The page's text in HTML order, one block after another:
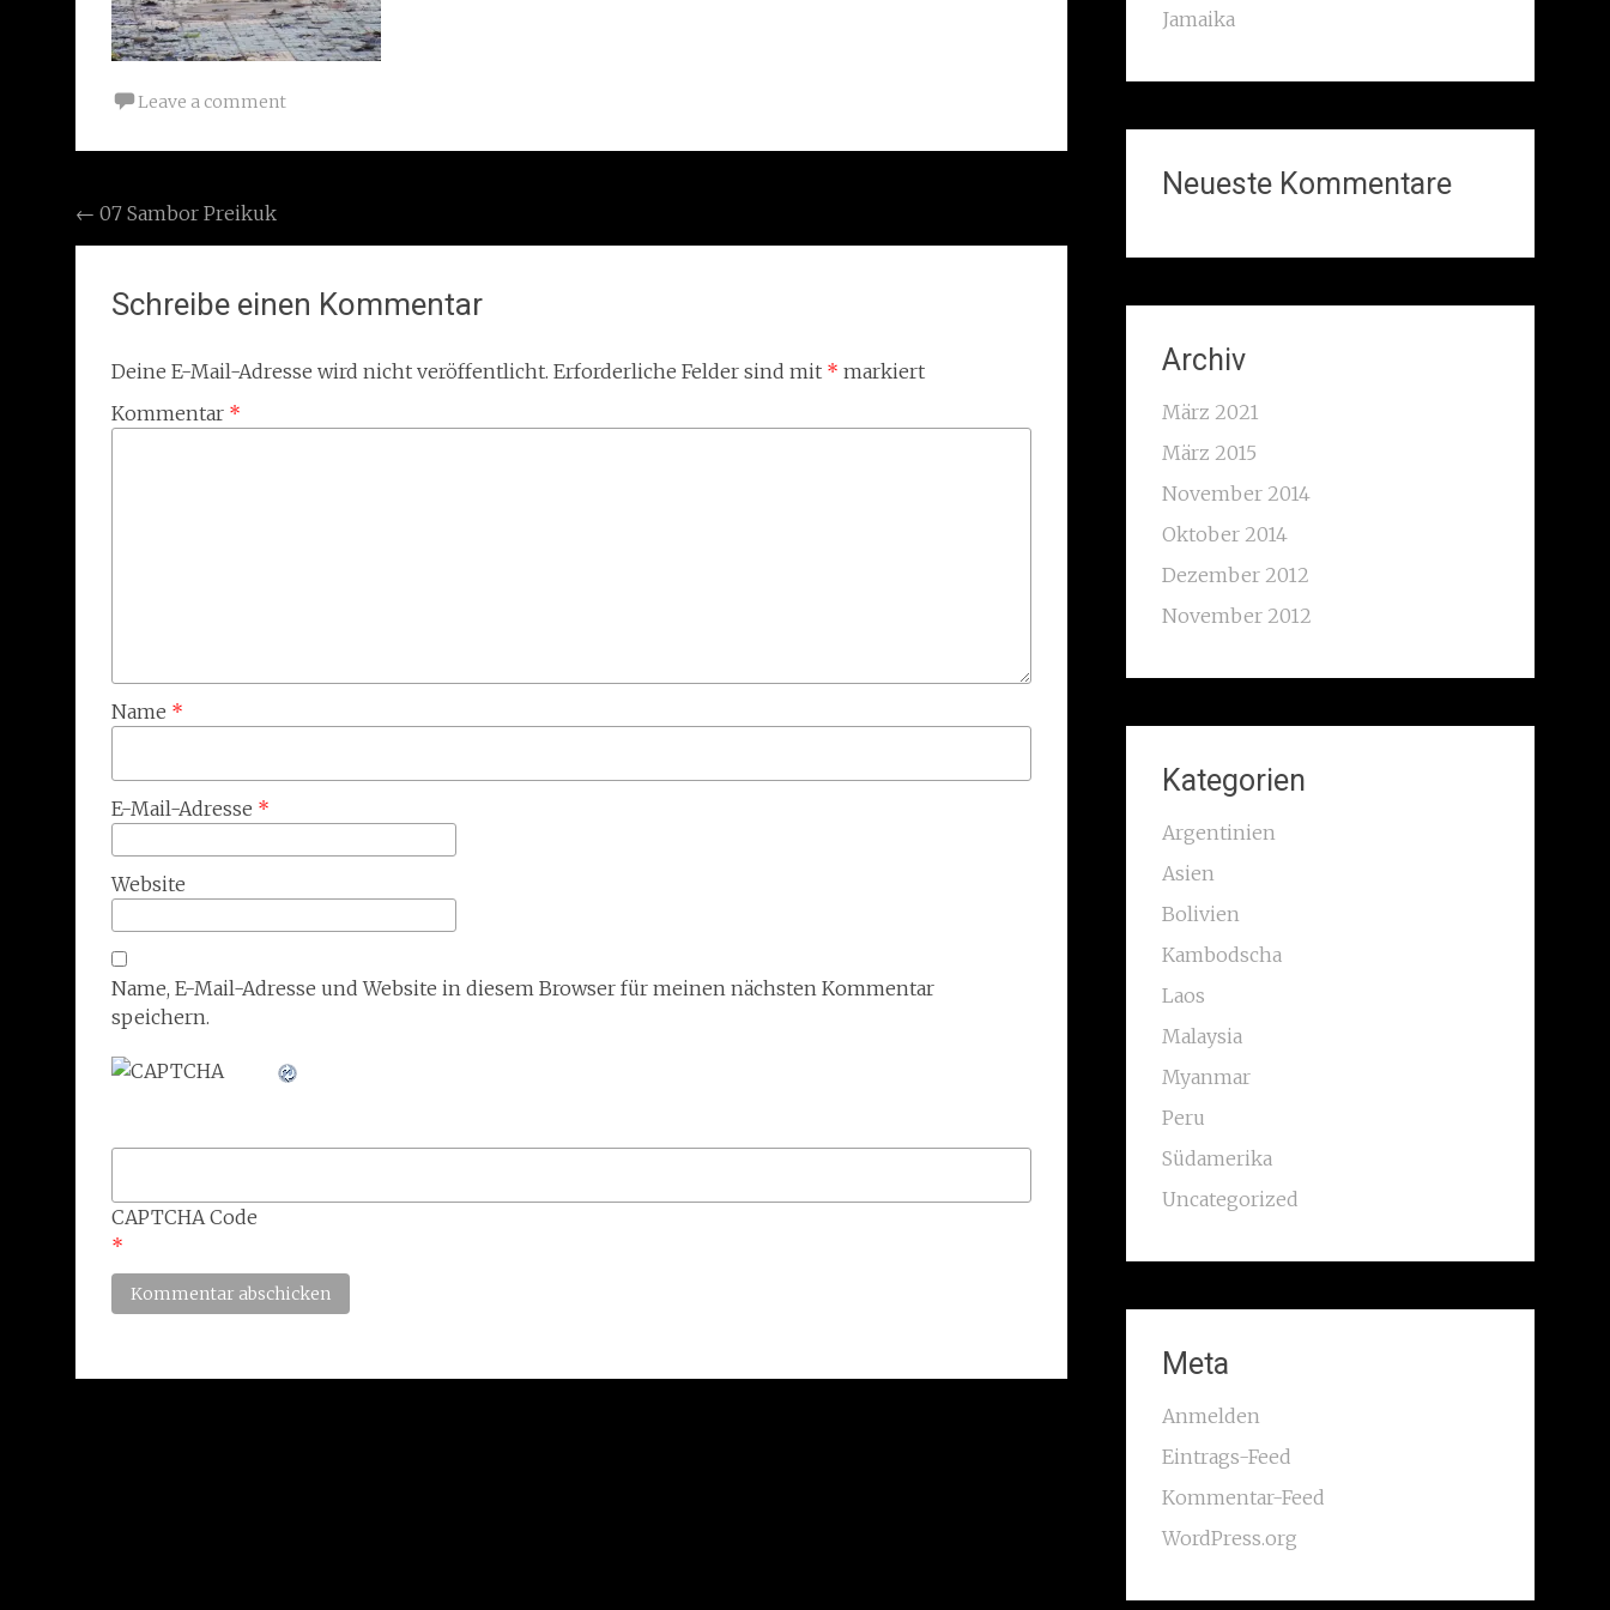
Leave a comment
Post
navigation
← 07 Sambor Preikuk
Schreibe einen Kommentar
Deine E-Mail-Adresse wird nicht veröffentlicht. Erforderliche Felder sind mit * markiert
Kommentar *
Name *
E-Mail-Adresse *
Website
Name, E-Mail-Adresse und Website in diesem Browser für meinen nächsten Kommentar
speichern.
CAPTCHA Code
*
Jamaika
Neueste Kommentare
Archiv
März 2021
März 2015
November 2014
Oktober 2014
Dezember 2012
November 2012
Kategorien
Argentinien
Asien
Bolivien
Kambodscha
Laos
Malaysia
Myanmar
Peru
Südamerika
Uncategorized
Meta
Anmelden
Eintrags-Feed
Kommentar-Feed
WordPress.org